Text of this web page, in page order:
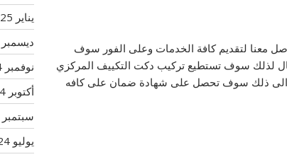
معنا لتقديم كافة الخدمات وعلى الفور سوف
لذلك سوف تستطيع تركيب دكت التكييف المركزي
الى ذلك سوف تحصل على شهادة ضمان على كافه
يناير 2025
ديسمبر 2024
نوفمبر 2024
أكتوبر 2024
سبتمبر 2024
يوليو 2024